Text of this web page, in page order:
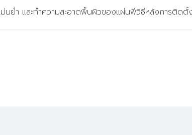
นยำ และทำความสะอาดพื้นผิวของแผ่นพีวีซีหลังการติด